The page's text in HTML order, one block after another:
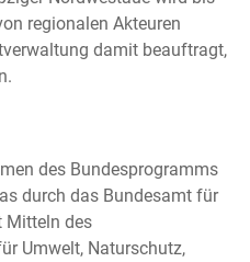
regionalen Akteuren
damit beauftragt,
des Bundesprogramms
durch das Bundesamt für
Mitteln des
Umwelt, Naturschutz,